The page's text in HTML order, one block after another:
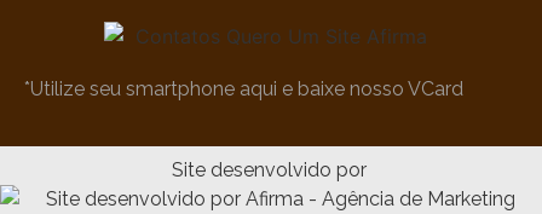
*Utilize seu smartphone aqui e baixe nosso VCard
Site desenvolvido por